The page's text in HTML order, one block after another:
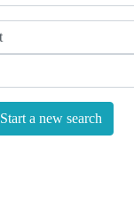
Start a new search